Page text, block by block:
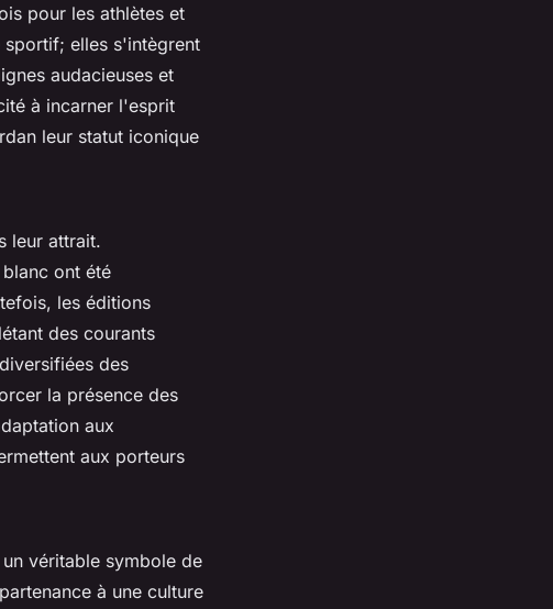
pour les athlètes et
sportif; elles s'intègrent
audacieuses et
à incarner l'esprit
leur statut iconique
leur attrait.
ont été
les éditions
des courants
des
la présence des
aux
aux porteurs
véritable symbole de
à une culture